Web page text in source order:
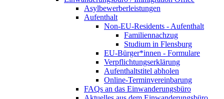
Asylbewerberleistungen
Aufenthalt
Non-EU-Residents - Aufenthalt
Familiennachzug
Studium in Flensburg
EU-Bürger*innen - Formulare
Verpflichtungserklärung
Aufenthaltstitel abholen
Online-Terminvereinbarung
FAQs an das Einwanderungsbüro